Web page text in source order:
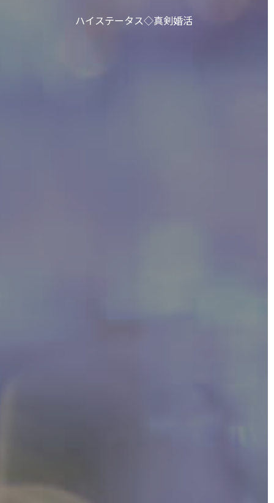
ハイステータス◇真剣婚活